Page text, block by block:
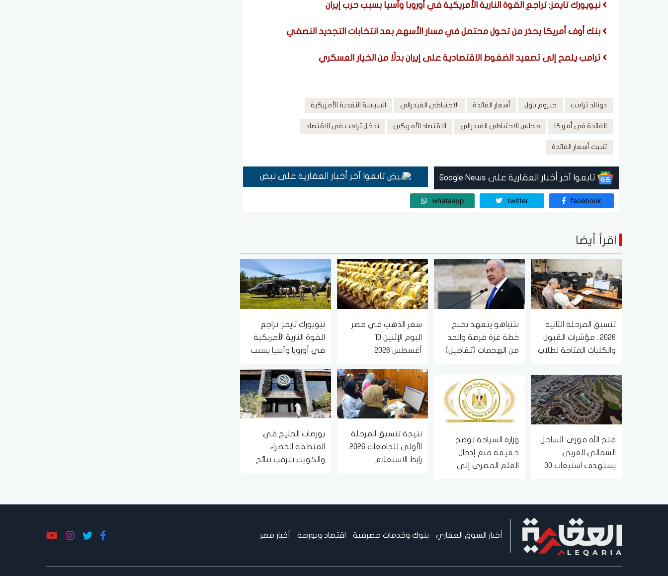
نيويورك تايمز: تراجع القوة النارية الأمريكية في أوروبا وآسيا بسبب حرب إيران
بنك أوف أمريكا يحذر من تحول محتمل في مسار الأسهم بعد انتخابات التجديد النصفي
ترامب يلمح إلى تصعيد الضغوط الاقتصادية على إيران بدلًا من الخيار العسكري
دونالد ترامب جيروم باول أسعار الفائدة الاحتياطي الفيدرالي السياسة النقدية الأمريكية
الفائدة في أمريكا مجلس الاحتياطي الفيدرالي الاقتصاد الأمريكي تدخل ترامب في الاقتصاد
تثبيت أسعار الفائدة
تابعوا آخر أخبار العقارية على Google News تابعوا آخر أخبار العقارية على نبض
facebook
twitter
whatsapp
اقرأ أيضا
تنسيق المرحلة الثانية
2026.. مؤشرات القبول
والكليات المتاحة لطلاب
نتنياهو يتعهد بمنح
خطة غزة فرصة والحد
من الهجمات (تفاصيل)
سعر الذهب في مصر
اليوم الإثنين 10
أغسطس 2026
نيويورك تايمز: تراجع
القوة النارية الأمريكية
في أوروبا وآسيا بسبب
فتح الله فوزي: الساحل
الشمالي الغربي
يستهدف استيعاب 30
وزارة السياحة توضح
حقيقة منع إدخال
العلم المصري إلى
نتيجة تنسيق المرحلة
الأولى للجامعات 2026..
رابط الاستعلام
بورصات الخليج في
المنطقة الخضراء..
والكويت تترقب نتائج
أخبار السوق العقاري بنوك وخدمات مصرفية اقتصاد وبورصة أخبار مصر